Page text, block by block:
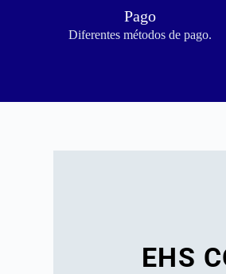
Pago
Diferentes métodos de pago.
EHS